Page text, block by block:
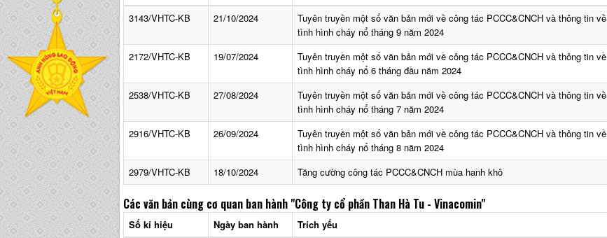
3143/VHTC-KB
21/10/2024
Tuyên truyền một số văn bản mới về công tác PCCC&CNCH và thông tin về
tình hình cháy nổ tháng 9 năm 2024
2172/VHTC-KB
19/07/2024
Tuyên truyền một số văn bản mới về công tác PCCC&CNCH và thông tin về
tình hình cháy nổ 6 tháng đầu năm 2024
2538/VHTC-KB
27/08/2024
Tuyên truyền một số văn bản mới về công tác PCCC&CNCH và thông tin về
tình hình cháy nổ tháng 7 năm 2024
2916/VHTC-KB
26/09/2024
Tuyên truyền một số văn bản mới về công tác PCCC&CNCH và thông tin về
tình hình cháy nổ tháng 8 năm 2024
2979/VHTC-KB
18/10/2024 Tăng cường công tác PCCC&CNCH mùa hanh khô
Các văn bản cùng cơ quan ban hành "Công ty cổ phần Than Hà Tu - Vinacomin"
Số kí hiệu Ngày ban hành
Trích yếu